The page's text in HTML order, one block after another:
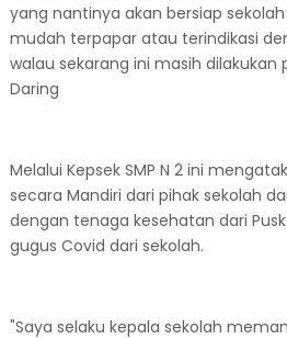
yang nantinya akan bersiap
mudah terpapar atau terindikasi
walau sekarang ini masih
Daring
Melalui Kepsek SMP N 2 ini
secara Mandiri dari pihak sekolah
dengan tenaga kesehatan dari
gugus Covid dari sekolah.
"Saya selaku kepala sekolah